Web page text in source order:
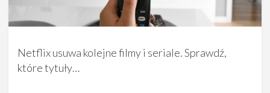
Netflix usuwa kolejne filmy i seriale. Sprawdź,
które tytuły…